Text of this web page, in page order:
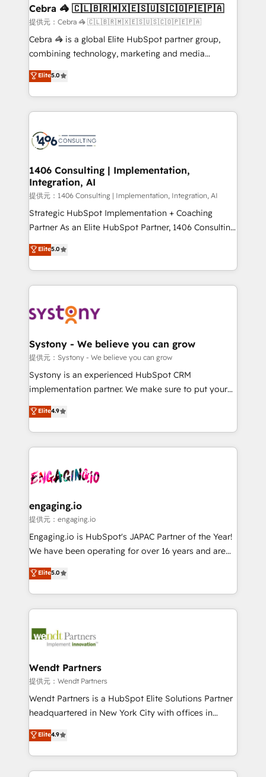
CS: 245% organic growth & +751% new visitors for a
full-funnel HubSpot project ✨ CS: 415% conversion
boost with a new HubSpot site Recognized leaders:
🏆 HubSpot Platform Migration Impact Award 🏆
Inbound Campaign of the Year 🏆 Gold AVA Digital
Award for Best Website 🌟 Accreditations: CRM
Cebra 🦓 🇨🇱🇧🇷🇲🇽🇪🇸🇺🇸🇨🇴🇵🇪🇵🇦
提供元：Cebra 🦓 🇨🇱🇧🇷🇲🇽🇪🇸🇺🇸🇨🇴🇵🇪🇵🇦
Cebra 🦓 is a global Elite HubSpot partner group,
combining technology, marketing and media
expertise across Latin America and Southern
Europe, with teams across 7 countries. Born in Chile,
we combine local insight with international reach to
help businesses grow through technology, creativity,
500+ HubSpot implementations, building end-to-
inbound and loop marketing, content, and digital
creativity. Our multicultural team works in Spanish,
Portuguese, and English to design scalable strategies
that drive measurable growth. 🌎 Highlights: • 10+
years as a HubSpot partner. • 2023 Impact Awards:
Year LATAM 2022, 2023, 2024, 2025. • Partner of the
Year 2024. • Organizer of Aliados.ai (AI, marketing &
you grow faster, smarter, and with impact.
Elite5.0
1406 Consulting | Implementation,
Integration, AI
提供元：1406 Consulting | Implementation, Integration, AI
Strategic HubSpot Implementation + Coaching
Partner As an Elite HubSpot Partner, 1406 Consulting
helps mid-market revenue teams transform how
they sell, market, and serve. We don't just build your
HubSpot—we teach your team to own it, then stay
to help you keep winning. What We Do ⚙️ CRM
Data & Content 📈 Sales & Marketing Alignment +
Agent Creation 🔄 Custom Integrations & Data
Migration Why 1406 We become part of your team.
Your team learns while we build. We fix what others
broke. Built for mid-market reality—practical
constraints. By the Numbers 🏆 Top 1% of all
HubSpot partners 🔄 Top 5% globally in client
and sales ops at mid-market companies ready to
move beyond spreadsheets into unified systems
Elite5.0
Systony - We believe you can grow
提供元：Systony - We believe you can grow
Systony is an experienced HubSpot CRM
implementation partner. We make sure to put your
organization's needs and goals first and think along
with your organization. We are only satisfied once
you are too. Why Systony? - 20+ years of
experience with CRM, Marketing, Sales & Service
Own back-end developers - Complex data
View, SuperOffice) - Custom integrations (e.g. MS
Business Central, Navision, AX, SAP, Exact, AFAS) We
focus on growing B2B companies in the SME sector
such as manufacturing, SaaS, business services and
partner, we know how important user adoption is.
That's why we have developed a step-by-step
technology and people with each other. Together we
strive for optimal customer processes and
Elite4.9
engaging.io
提供元：engaging.io
Engaging.io is HubSpot's JAPAC Partner of the Year!
We have been operating for over 16 years and are
one of HubSpot's most experienced and technically
capable Agency Partners globally. We specialise in
complex CRM migrations, implementations,
integrations, custom CMS portal development,
businesses. Our teams are based in North America
Implementation Certified Partner and we contribute
to their advisory council. We strive to do 'good work
with good people' and have worked with incredible
brands. You can see some of them on our website,
Elite5.0
Wendt Partners
提供元：Wendt Partners
Wendt Partners is a HubSpot Elite Solutions Partner
headquartered in New York City with offices in
Toronto, London and Melbourne. As a global
HubSpot partner, we specialize in working with
sophisticated B2B companies to implement the
HubSpot CRM platform across client organizations.
Elite4.9